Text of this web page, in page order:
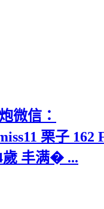
微信：
栗子 162
歲 丰满� ...